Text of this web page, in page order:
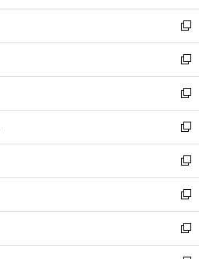
開
く
ウ
で
開
く
ン
ド
ウ
で
開
く
ウ
ィ
ン
ド
ウ
で
開
く
新
し
い
ウ
ィ
ン
ド
ウ
で
開
く
新
し
い
ウ
ィ
ン
ド
ウ
で
開
く
新
し
い
ウ
ィ
ン
ド
ウ
で
開
新
し
い
ウ
ィ
ン
ド
ウ
新
し
い
ウ
ィ
ン
新
し
い
ウ
新
し